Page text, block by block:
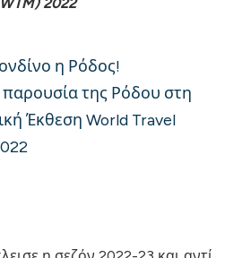
η Ρόδος!
της Ρόδου στη
Έκθεση World Travel